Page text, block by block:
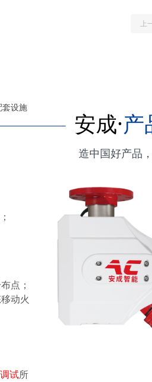
套设施
安成·产
造中国好产品
点；
动火
调试所
上